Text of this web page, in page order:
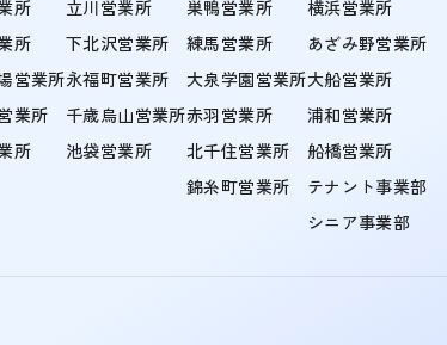
所
所
営業所
業所
所
立川営業所
下北沢営業所
永福町営業所
千歳烏山営業所
池袋営業所
巣鴨営業所
練馬営業所
大泉学園営業所
赤羽営業所
北千住営業所
錦糸町営業所
横浜営業所
あざみ野営業所
大船営業所
浦和営業所
船橋営業所
テナント事業部
シニア事業部